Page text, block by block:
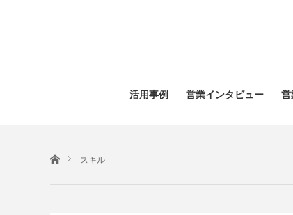
活用事例 営業インタビュー 営
ホームスキル